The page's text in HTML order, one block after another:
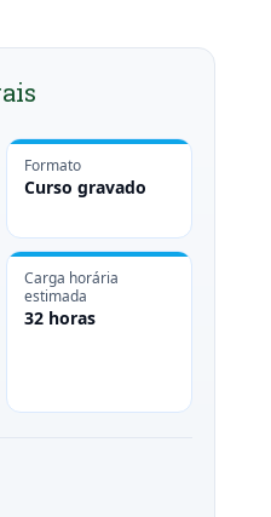
Formato
Curso gravado
Carga horária
estimada
32 horas